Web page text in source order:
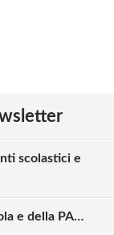
scolastici e
e della PA…